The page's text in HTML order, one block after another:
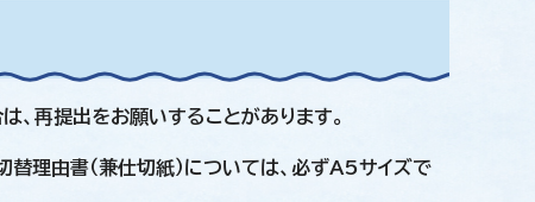
、再提出をお願いすることがあります。
替理由書（兼仕切紙）については、必ずA5サイズで